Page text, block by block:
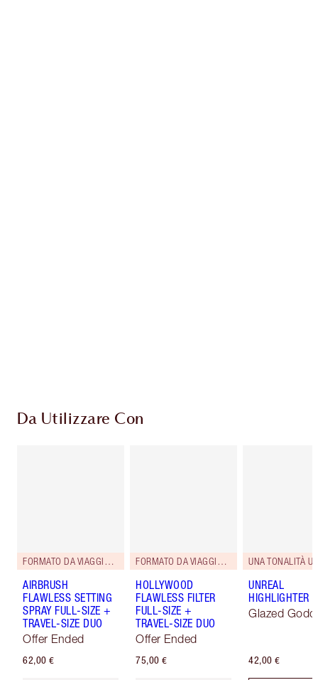
Da Utilizzare Con
FORMATO DA VIAGGIO ABBINATO GRATUITO!
AIRBRUSH
FLAWLESS SETTING
SPRAY FULL-SIZE +
TRAVEL-SIZE DUO
Offer Ended
62,00 €
FORMATO DA VIAGGIO ABBINATO IN OMAGGIO!
HOLLYWOOD
FLAWLESS FILTER
FULL-SIZE +
TRAVEL-SIZE DUO
Offer Ended
75,00 €
UNREAL
HIGHLIGHTER
Glazed
42,00 €